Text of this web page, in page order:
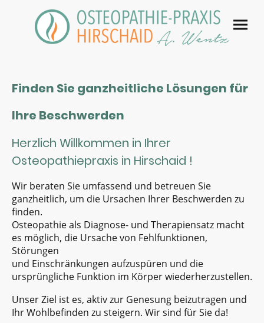
Finden Sie ganzheitliche Lösungen für
Ihre Beschwerden
Herzlich Willkommen in Ihrer
Osteopathiepraxis in Hirschaid !
Wir beraten Sie umfassend und betreuen Sie
ganzheitlich, um die Ursachen Ihrer Beschwerden zu
finden.
Osteopathie als Diagnose- und Therapiensatz macht
es möglich, die Ursache von Fehlfunktionen,
Störungen
und Einschränkungen aufzuspüren und die
ursprüngliche Funktion im Körper wiederherzustellen.
Unser Ziel ist es, aktiv zur Genesung beizutragen und
Ihr Wohlbefinden zu steigern. Wir sind für Sie da!